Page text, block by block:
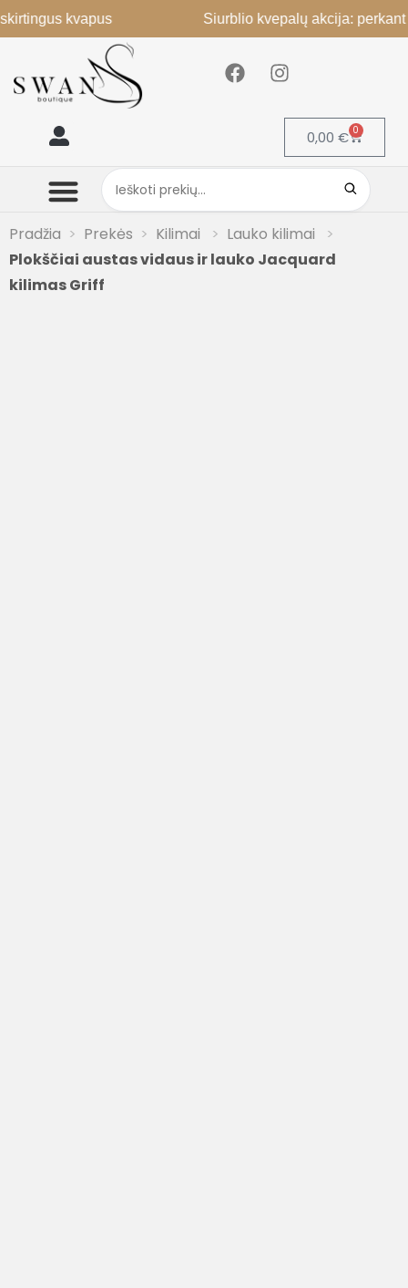
kvapus Siurblio kvepalų akcija: perkant 2, 3-
0,00 € 0
Pradžia Prekės Kilimai
Lauko kilimai
Plokščiai austas vidaus ir lauko Jacquard
kilimas Griff